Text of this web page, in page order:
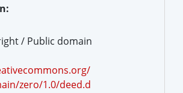
/ Public domain
zero/1.0/deed.d